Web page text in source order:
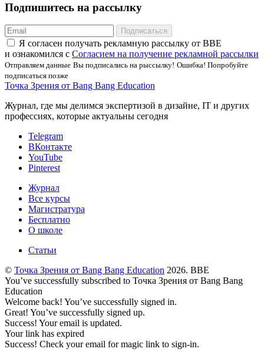
Подпишитесь на рассылку
Подписаться
Я соглаcен получать рекламную рассылку от BBE
и ознакомился с Согласием на получение рекламной рассылки
Отправляем данные Вы подписались на рыссылку! Ошибка! Попробуйте
подписаться позже
Точка Зрения от Bang Bang Education
Журнал, где мы делимся экспертизой в дизайне, IT и других
профессиях, которые актуальны сегодня
Telegram
ВКонтакте
YouTube
Pinterest
Журнал
Все курсы
Магистратура
Бесплатно
О школе
Статьи
© Точка Зрения от Bang Bang Education 2026. BBE
You’ve successfully subscribed to Точка Зрения от Bang Bang
Education
Welcome back! You’ve successfully signed in.
Great! You’ve successfully signed up.
Success! Your email is updated.
Your link has expired
Success! Check your email for magic link to sign-in.